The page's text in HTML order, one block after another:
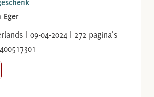
Eger
| 09-04-2024 | 272 pagina's